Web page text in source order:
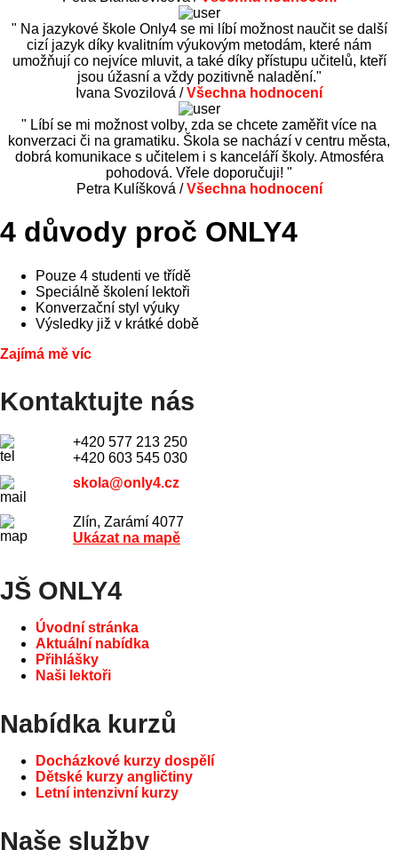
" Na jazykové škole Only4 se mi líbí možnost naučit se další
cizí jazyk díky kvalitním výukovým metodám, které nám
umožňují co nejvíce mluvit, a také díky přístupu učitelů, kteří
jsou úžasní a vždy pozitivně naladění."
Ivana Svozilová /Všechna hodnocení
" Líbí se mi možnost volby, zda se chcete zaměřit více na
konverzaci či na gramatiku. Škola se nachází v centru města,
dobrá komunikace s učitelem i s kanceláří školy. Atmosféra
pohodová. Vřele doporučuji! "
Petra Kulíšková /Všechna hodnocení
4 důvody proč ONLY4
Pouze 4 studenti ve třídě
Speciálně školení lektoři
Konverzační styl výuky
Výsledky již v krátké době
Zajímá mě víc
Kontaktujte nás
+420 577 213 250
+420 603 545 030
skola@only4.cz
Zlín, Zarámí 4077
Ukázat na mapě
JŠ ONLY4
Úvodní stránka
Aktuální nabídka
Přihlášky
Naši lektoři
Nabídka kurzů
Docházkové kurzy dospělí
Dětské kurzy angličtiny
Letní intenzivní kurzy
Naše služby